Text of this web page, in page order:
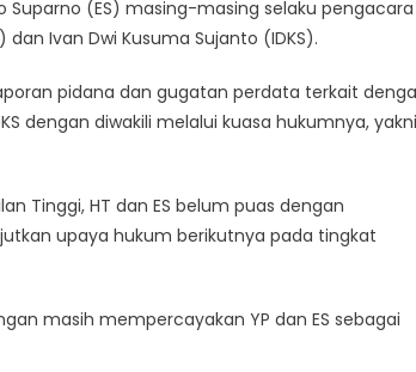
Suparno (ES) masing-masing selaku pengacara
Ivan Dwi Kusuma Sujanto (IDKS).
pidana dan gugatan perdata terkait
dengan diwakili melalui kuasa hukumnya, yakni
Tinggi, HT dan ES belum puas dengan
upaya hukum berikutnya pada tingkat
masih mempercayakan YP dan ES sebagai